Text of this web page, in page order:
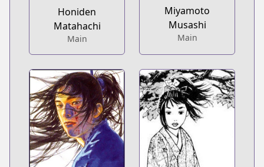
Honiden
Matahachi
Main
Miyamoto
Musashi
Main